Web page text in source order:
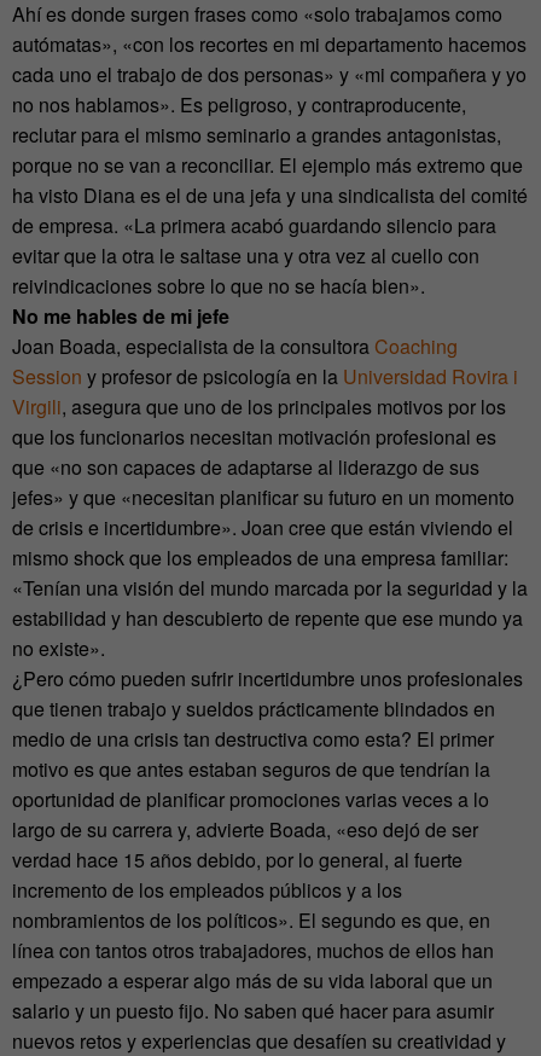
Ahí es donde surgen frases como «solo trabajamos como
autómatas», «con los recortes en mi departamento hacemos
cada uno el trabajo de dos personas» y «mi compañera y yo
no nos hablamos». Es peligroso, y contraproducente,
reclutar para el mismo seminario a grandes antagonistas,
porque no se van a reconciliar. El ejemplo más extremo que
ha visto Diana es el de una jefa y una sindicalista del comité
de empresa. «La primera acabó guardando silencio para
evitar que la otra le saltase una y otra vez al cuello con
reivindicaciones sobre lo que no se hacía bien».
No me hables de mi jefe
Joan Boada, especialista de la consultora Coaching
Session y profesor de psicología en la Universidad Rovira i
Virgili, asegura que uno de los principales motivos por los
que los funcionarios necesitan motivación profesional es
que «no son capaces de adaptarse al liderazgo de sus
jefes» y que «necesitan planificar su futuro en un momento
de crisis e incertidumbre». Joan cree que están viviendo el
mismo shock que los empleados de una empresa familiar:
«Tenían una visión del mundo marcada por la seguridad y la
estabilidad y han descubierto de repente que ese mundo ya
no existe».
¿Pero cómo pueden sufrir incertidumbre unos profesionales
que tienen trabajo y sueldos prácticamente blindados en
medio de una crisis tan destructiva como esta? El primer
motivo es que antes estaban seguros de que tendrían la
oportunidad de planificar promociones varias veces a lo
largo de su carrera y, advierte Boada, «eso dejó de ser
verdad hace 15 años debido, por lo general, al fuerte
incremento de los empleados públicos y a los
nombramientos de los políticos». El segundo es que, en
línea con tantos otros trabajadores, muchos de ellos han
empezado a esperar algo más de su vida laboral que un
salario y un puesto fijo. No saben qué hacer para asumir
nuevos retos y experiencias que desafíen su creatividad y